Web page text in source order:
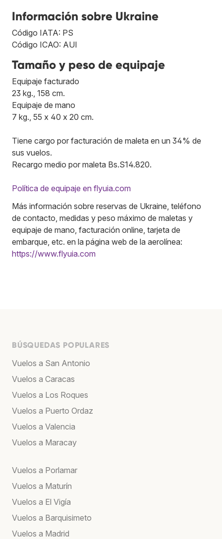
Información sobre Ukraine
Código IATA: PS
Código ICAO: AUI
Tamaño y peso de equipaje
Equipaje facturado
23 kg., 158 cm.
Equipaje de mano
7 kg., 55 x 40 x 20 cm.
Tiene cargo por facturación de maleta en un 34% de
sus vuelos.
Recargo medio por maleta Bs.S14.820.
Política de equipaje en flyuia.com
Más información sobre reservas de Ukraine, teléfono
de contacto, medidas y peso máximo de maletas y
equipaje de mano, facturación online, tarjeta de
embarque, etc. en la página web de la aerolínea:
https://www.flyuia.com
BÚSQUEDAS POPULARES
Vuelos a San Antonio
Vuelos a Caracas
Vuelos a Los Roques
Vuelos a Puerto Ordaz
Vuelos a Valencia
Vuelos a Maracay
Vuelos a Porlamar
Vuelos a Maturín
Vuelos a El Vigía
Vuelos a Barquisimeto
Vuelos a Madrid